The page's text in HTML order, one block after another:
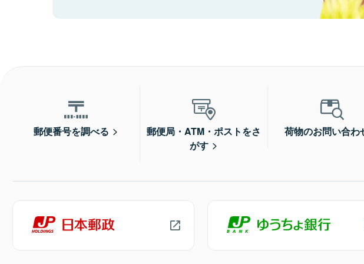
郵便番号を調べる
郵便局・ATM・ポストをさ
がす
荷物のお問い合わ